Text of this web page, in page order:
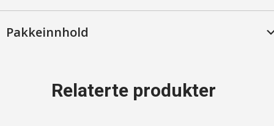
Pakkeinnhold
Relaterte produkter